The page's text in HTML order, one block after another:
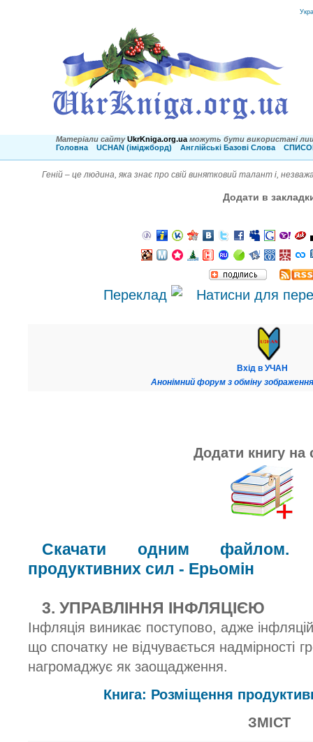
Матеріали сайту UkrKniga.org.ua можуть бути використані
Головна
UCHAN (іміджборд) Англійські Базові Слова
Геній – це людина, яка знає про свій винятковий талант і,
Додати в
Переклад
Вхід в УЧАН
Анонімний форум з обміну
Додати книгу на
Скачати одним файлом.
продуктивних сил - Ерьомін
3. УПРАВЛІННЯ ІНФЛЯЦІЄЮ
Інфляція виникає поступово, адже
що спочатку не відчувається надмірності
нагромаджує як заощадження.
Книга: Розміщення
ЗМІСТ